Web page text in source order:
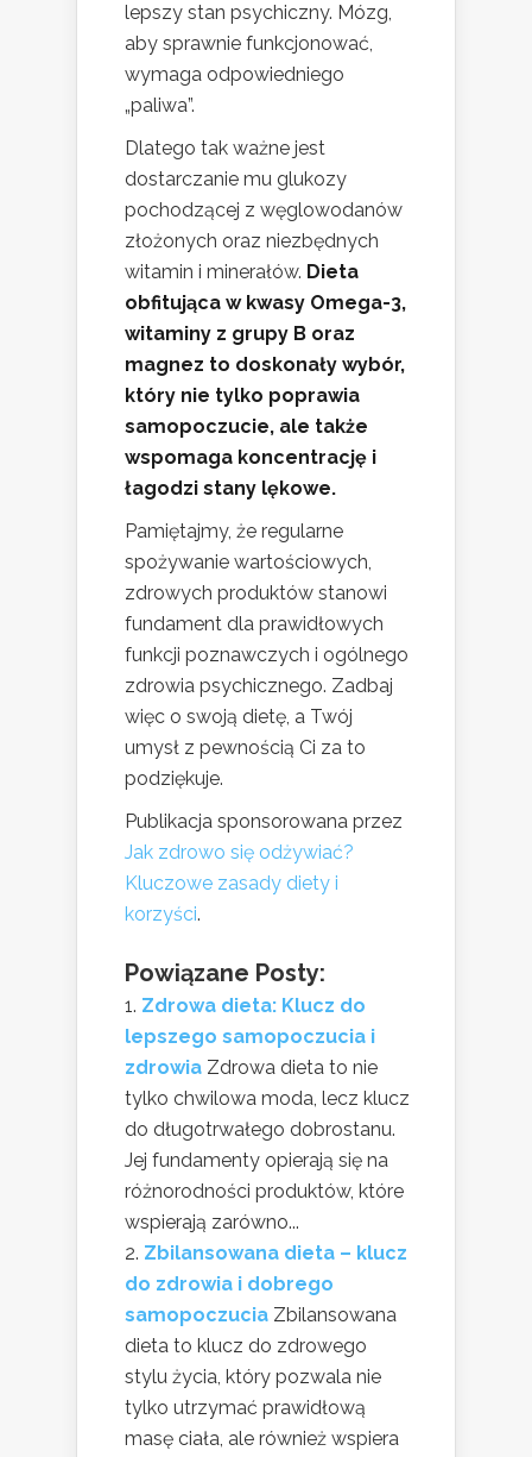
lepszy stan psychiczny. Mózg,
aby sprawnie funkcjonować,
wymaga odpowiedniego
„paliwa”.
Dlatego tak ważne jest
dostarczanie mu glukozy
pochodzącej z węglowodanów
złożonych oraz niezbędnych
witamin i minerałów. Dieta
obfitująca w kwasy Omega-3,
witaminy z grupy B oraz
magnez to doskonały wybór,
który nie tylko poprawia
samopoczucie, ale także
wspomaga koncentrację i
łagodzi stany lękowe.
Pamiętajmy, że regularne
spożywanie wartościowych,
zdrowych produktów stanowi
fundament dla prawidłowych
funkcji poznawczych i ogólnego
zdrowia psychicznego. Zadbaj
więc o swoją dietę, a Twój
umysł z pewnością Ci za to
podziękuje.
Publikacja sponsorowana przez
Jak zdrowo się odżywiać?
Kluczowe zasady diety i
korzyści.
Powiązane Posty:
Zdrowa dieta: Klucz do
lepszego samopoczucia i
zdrowia Zdrowa dieta to nie
tylko chwilowa moda, lecz klucz
do długotrwałego dobrostanu.
Jej fundamenty opierają się na
różnorodności produktów, które
wspierają zarówno...
Zbilansowana dieta – klucz
do zdrowia i dobrego
samopoczucia Zbilansowana
dieta to klucz do zdrowego
stylu życia, który pozwala nie
tylko utrzymać prawidłową
masę ciała, ale również wspiera